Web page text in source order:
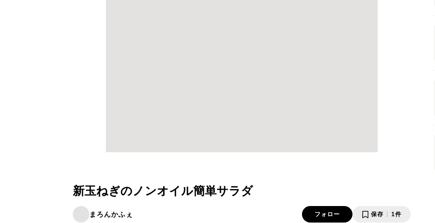
新玉ねぎのノンオイル簡単サラダ
まろんかふぇ フォロー 保存 1件